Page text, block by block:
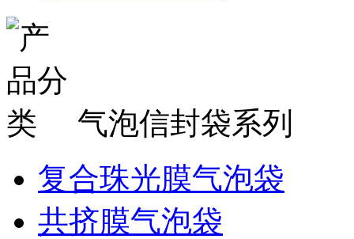
气泡信封袋系列
复合珠光膜气泡袋
共挤膜气泡袋